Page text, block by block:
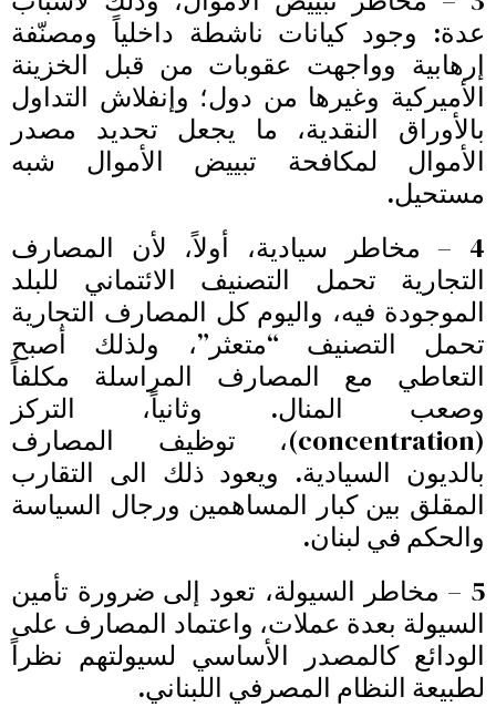
عدة: وجود كيانات ناشطة داخلياً ومصنّفة
إرهابية وواجهت عقوبات من قبل الخزينة
الأميركية وغيرها من دول؛ وإنفلاش التداول
بالأوراق النقدية، ما يجعل تحديد مصدر
الأموال لمكافحة تبييض الأموال شبه
مستحيل.
4 – مخاطر سيادية، أولاً، لأن المصارف
التجارية تحمل التصنيف الائتماني للبلد
الموجودة فيه، واليوم كل المصارف التجارية
تحمل التصنيف “متعثر”، ولذلك أصبح
التعاطي مع المصارف المراسلة مكلفاً
وصعب المنال. وثانياً، التركز
(concentration)، توظيف المصارف
بالديون السيادية. ويعود ذلك الى التقارب
المقلق بين كبار المساهمين ورجال السياسة
والحكم في لبنان.
5 – مخاطر السيولة، تعود إلى ضرورة تأمين
السيولة بعدة عملات، واعتماد المصارف على
الودائع كالمصدر الأساسي لسيولتهم نظراً
لطبيعة النظام المصرفي اللبناني.